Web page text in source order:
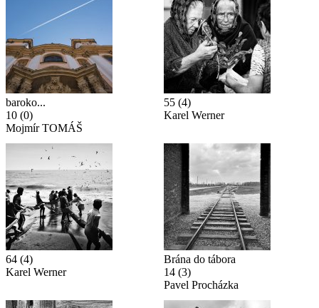
baroko...
10 (0)
Mojmír TOMÁŠ
55 (4)
Karel Werner
64 (4)
Karel Werner
Brána do tábora
14 (3)
Pavel Procházka